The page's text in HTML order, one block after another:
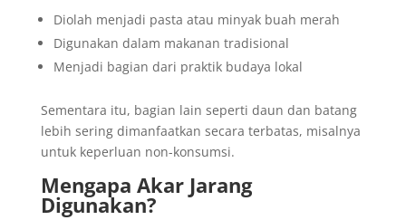
Diolah menjadi pasta atau minyak buah merah
Digunakan dalam makanan tradisional
Menjadi bagian dari praktik budaya lokal
Sementara itu, bagian lain seperti daun dan batang
lebih sering dimanfaatkan secara terbatas, misalnya
untuk keperluan non-konsumsi.
Mengapa Akar Jarang
Digunakan?